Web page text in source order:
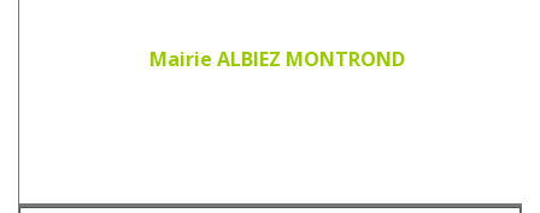
Mairie ALBIEZ MONTROND